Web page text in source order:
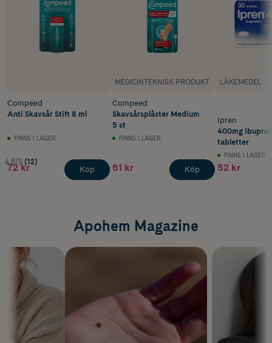
Compeed
Anti Skavsår Stift 8 ml
FINNS I LAGER
4.8/5 (12)
72 kr Köp
MEDICINTEKNISK PRODUKT
Compeed
Skavsårsplåster Medium
5 st
FINNS I LAGER
61 kr Köp
LÄKEMEDEL
Ipren
400mg
tabletter
FINNS I LAGER
52 kr
Apohem Magazine